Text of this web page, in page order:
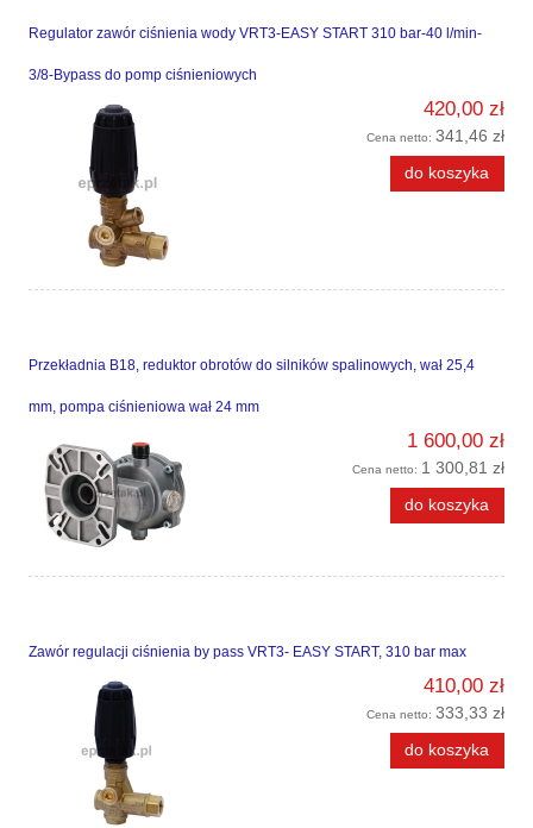
Regulator zawór ciśnienia wody VRT3-EASY START 310 bar-40 l/min-
3/8-Bypass do pomp ciśnieniowych
420,00 zł
Cena netto: 341,46 zł
do koszyka
Przekładnia B18, reduktor obrotów do silników spalinowych, wał 25,4
mm, pompa ciśnieniowa wał 24 mm
1 600,00 zł
Cena netto: 1 300,81 zł
do koszyka
Zawór regulacji ciśnienia by pass VRT3- EASY START, 310 bar max
410,00 zł
Cena netto: 333,33 zł
do koszyka